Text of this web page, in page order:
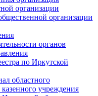
организации
организации
органов
по Иркутской
областного
казенного учреждения